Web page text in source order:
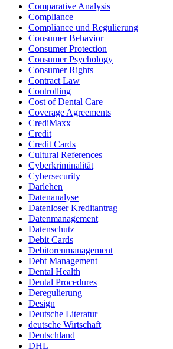
Comparative Analysis
Compliance
Compliance und Regulierung
Consumer Behavior
Consumer Protection
Consumer Psychology
Consumer Rights
Contract Law
Controlling
Cost of Dental Care
Coverage Agreements
CrediMaxx
Credit
Credit Cards
Cultural References
Cyberkriminalität
Cybersecurity
Darlehen
Datenanalyse
Datenloser Kreditantrag
Datenmanagement
Datenschutz
Debit Cards
Debitorenmanagement
Debt Management
Dental Health
Dental Procedures
Deregulierung
Design
Deutsche Literatur
deutsche Wirtschaft
Deutschland
DHL